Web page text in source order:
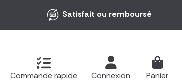
Satisfait ou remboursé
Commande rapide Connexion Panier